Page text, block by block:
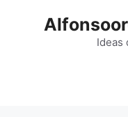
Ideas